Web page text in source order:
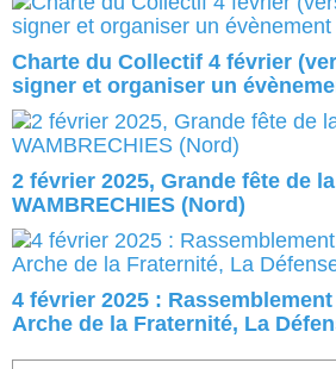
Charte du Collectif 4 février
signer et organiser un
2 février 2025, Grande fête de
WAMBRECHIES (Nord)
4 février 2025 :
Arche de la Fraternité, La